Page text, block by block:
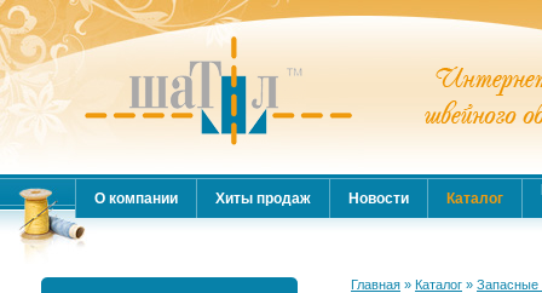
О компании Хиты продаж Новости Каталог
Главная » Каталог » Запасные